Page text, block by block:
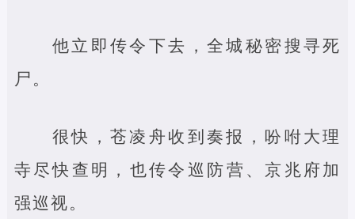
他立即传令下去，全城秘密搜寻死
尸。
很快，苍凌舟收到奏报，吩咐大理
寺尽快查明，也传令巡防营、京兆府加
强巡视。